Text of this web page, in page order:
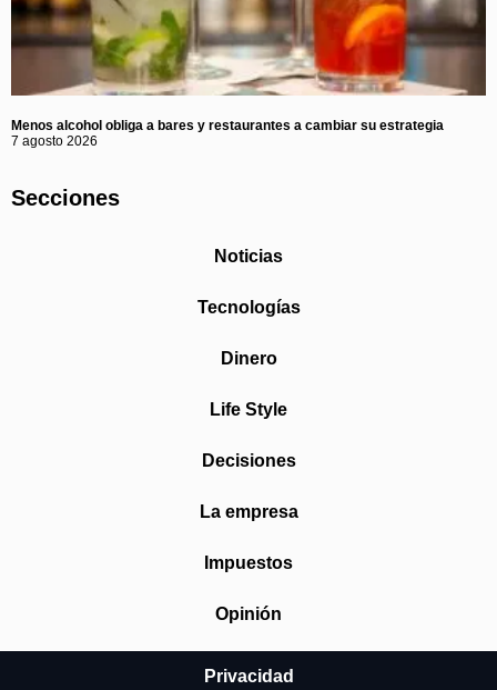
Menos alcohol obliga a bares y restaurantes a cambiar su estrategia
7 agosto 2026
Secciones
Noticias
Tecnologías
Dinero
Life Style
Decisiones
La empresa
Impuestos
Opinión
Privacidad